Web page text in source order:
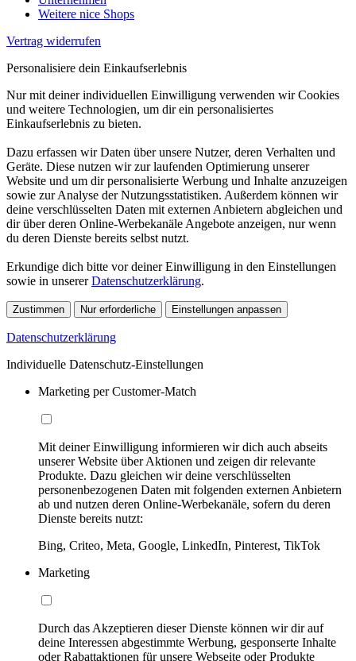
Weitere nice Shops
Vertrag widerrufen
Personalisiere dein Einkaufserlebnis
Nur mit deiner individuellen Einwilligung verwenden wir Cookies
und weitere Technologien, um dir ein personalisiertes
Einkaufserlebnis zu bieten.
Dazu erfassen wir Daten über unsere Nutzer, deren Verhalten und
Geräte. Diese nutzen wir zur laufenden Optimierung unserer
Website und um dir personalisierte Werbung und Inhalte anzuzeigen
sowie zur Analyse der Nutzungsstatistiken. Außerdem können wir
deine verschlüsselten Daten mit externen Anbietern abgleichen und
dir über deren Online-Werbekanäle Angebote anzeigen, nur wenn
du deren Dienste bereits selbst nutzt.
Erkundige dich bitte vor deiner Einwilligung in den Einstellungen
sowie in unsererDatenschutzerklärung.
Zustimmen Nur erforderliche Einstellungen anpassen
Datenschutzerklärung
Individuelle Datenschutz-Einstellungen
Marketing per Customer-Match
Mit deiner Einwilligung informieren wir dich auch abseits
unserer Website über Aktionen und zeigen dir relevante
Produkte. Dazu gleichen wir deine verschlüsselten
personenbezogenen Daten mit folgenden externen Anbietern
ab und nutzen deren Online-Werbekanäle, sofern du deren
Dienste bereits nutzt:
Bing, Criteo, Meta, Google, LinkedIn, Pinterest, TikTok
Marketing
Durch das Akzeptieren dieser Dienste können wir dir auf
deine Interessen abgestimmte Werbung, gesponserte Inhalte
oder Rabattaktionen für unsere Webseite oder Produkte